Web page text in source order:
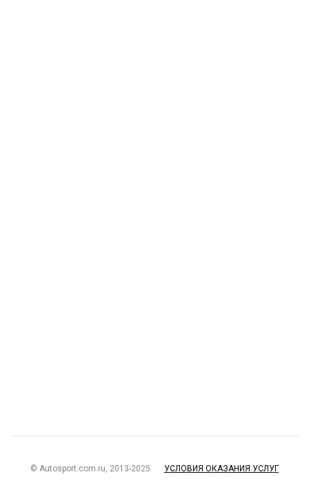
© Autosport.com.ru, 2013-2025 УСЛОВИЯ ОКАЗАНИЯ УСЛУГ